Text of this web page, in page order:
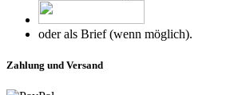
oder als Brief (wenn möglich).
Zahlung und Versand